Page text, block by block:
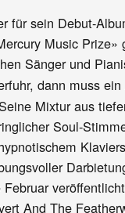
für sein Debut-
Music
Sänger und
dann muss
Mixtur aus
Soul-
And The